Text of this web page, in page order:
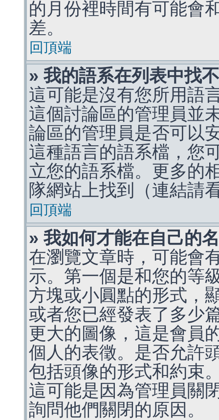
的月份裡時間有可能會
差。
回頂端
» 我的語系在列表中找
這可能是沒有您所用語
這個討論區的管理員並
論區的管理員是否可以
這種語言的語系檔，您
立您的語系檔。更多的
隊網站上找到（連結請
回頂端
» 我如何才能在自己的
在瀏覽文章時，可能會
示。第一個是和您的等
方塊或小圓點的形式，
或者您已經發表了多少
更大的圖像，這是會員
個人的表徵。是否允許
包括頭像的形式和約束
這可能是因為管理員關
詢問他們關閉的原因。